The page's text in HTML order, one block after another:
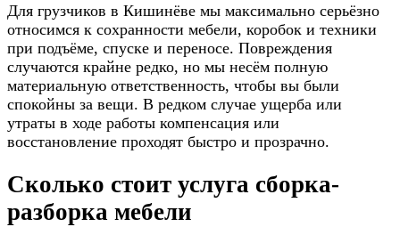
Для грузчиков в Кишинёве мы максимально серьёзно
относимся к сохранности мебели, коробок и техники
при подъёме, спуске и переносе. Повреждения
случаются крайне редко, но мы несём полную
материальную ответственность, чтобы вы были
спокойны за вещи. В редком случае ущерба или
утраты в ходе работы компенсация или
восстановление проходят быстро и прозрачно.
Сколько стоит услуга сборка-
разборка мебели